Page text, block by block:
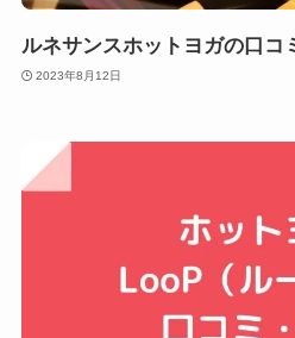
ルネサンスホットヨガの口コ
2023年8月12日